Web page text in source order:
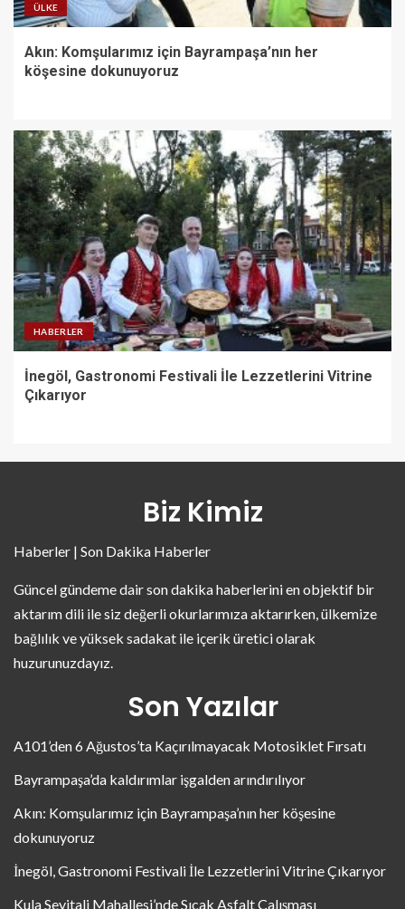
ÜLKE
Akın: Komşularımız için Bayrampaşa’nın her
köşesine dokunuyoruz
HABERLER
İnegöl, Gastronomi Festivali İle Lezzetlerini Vitrine
Çıkarıyor
Biz Kimiz
Haberler | Son Dakika Haberler
Güncel gündeme dair son dakika haberlerini en objektif bir
aktarım dili ile siz değerli okurlarımıza aktarırken, ülkemize
bağlılık ve yüksek sadakat ile içerik üretici olarak
huzurunuzdayız.
Son Yazılar
A101’den 6 Ağustos’ta Kaçırılmayacak Motosiklet Fırsatı
Bayrampaşa’da kaldırımlar işgalden arındırılıyor
Akın: Komşularımız için Bayrampaşa’nın her köşesine
dokunuyoruz
İnegöl, Gastronomi Festivali İle Lezzetlerini Vitrine Çıkarıyor
Kula Seyitali Mahallesi’nde Sıcak Asfalt Çalışması